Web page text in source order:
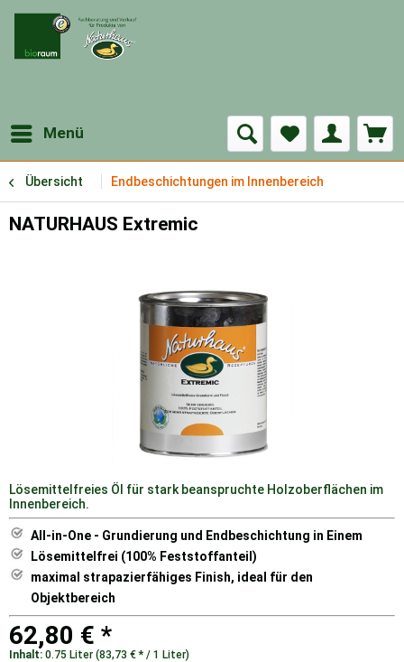
Menü
Übersicht Endbeschichtungen im Innenbereich
NATURHAUS Extremic
Lösemittelfreies Öl für stark beanspruchte Holzoberflächen im
Innenbereich.
All-in-One - Grundierung und Endbeschichtung in Einem
Lösemittelfrei (100% Feststoffanteil)
maximal strapazierfähiges Finish, ideal für den
Objektbereich
62,80 € *
Inhalt: 0.75 Liter (83,73 € * / 1 Liter)